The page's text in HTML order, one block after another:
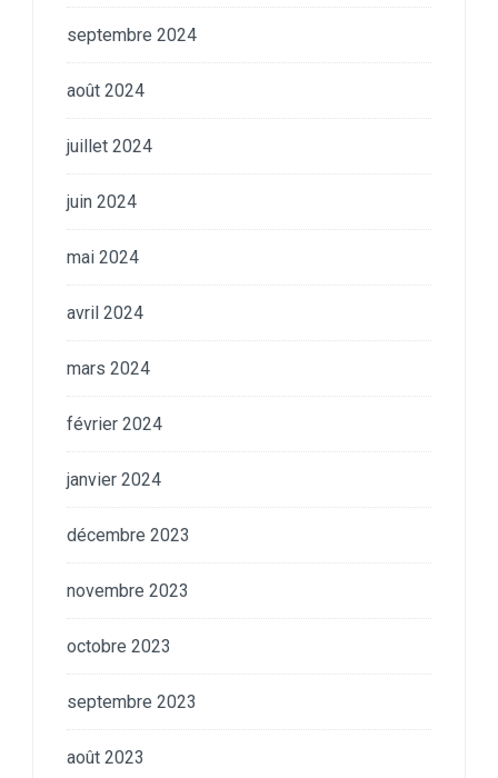
septembre 2024
août 2024
juillet 2024
juin 2024
mai 2024
avril 2024
mars 2024
février 2024
janvier 2024
décembre 2023
novembre 2023
octobre 2023
septembre 2023
août 2023